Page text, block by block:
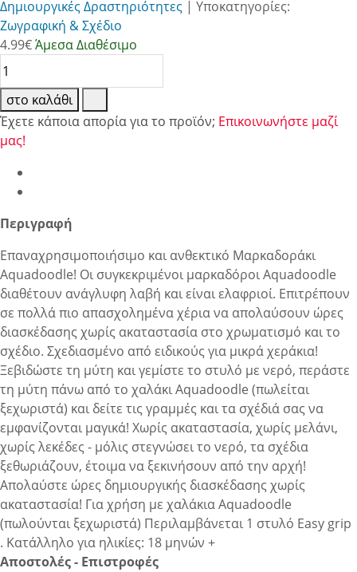
Δημιουργικές Δραστηριότητες | Υποκατηγορίες:
Ζωγραφική & Σχέδιο
4.99€Άμεσα Διαθέσιμο
στο καλάθι
Έχετε κάποια απορία για το προϊόν; Επικοινωνήστε μαζί
μας!
Περιγραφή
Επαναχρησιμοποιήσιμο και ανθεκτικό Μαρκαδοράκι
Aquadoodle! Οι συγκεκριμένοι μαρκαδόροι Aquadoodle
διαθέτουν ανάγλυφη λαβή και είναι ελαφριοί. Επιτρέπουν
σε πολλά πιο απασχολημένα χέρια να απολαύσουν ώρες
διασκέδασης χωρίς ακαταστασία στο χρωματισμό και το
σχέδιο. Σχεδιασμένο από ειδικούς για μικρά χεράκια!
Ξεβιδώστε τη μύτη και γεμίστε το στυλό με νερό, περάστε
τη μύτη πάνω από το χαλάκι Aquadoodle (πωλείται
ξεχωριστά) και δείτε τις γραμμές και τα σχέδιά σας να
εμφανίζονται μαγικά! Χωρίς ακαταστασία, χωρίς μελάνι,
χωρίς λεκέδες - μόλις στεγνώσει το νερό, τα σχέδια
ξεθωριάζουν, έτοιμα να ξεκινήσουν από την αρχή!
Απολαύστε ώρες δημιουργικής διασκέδασης χωρίς
ακαταστασία! Για χρήση με χαλάκια Aquadoodle
(πωλούνται ξεχωριστά) Περιλαμβάνεται 1 στυλό Easy grip
. Κατάλληλο για ηλικίες: 18 μηνών +
Αποστολές - Επιστροφές